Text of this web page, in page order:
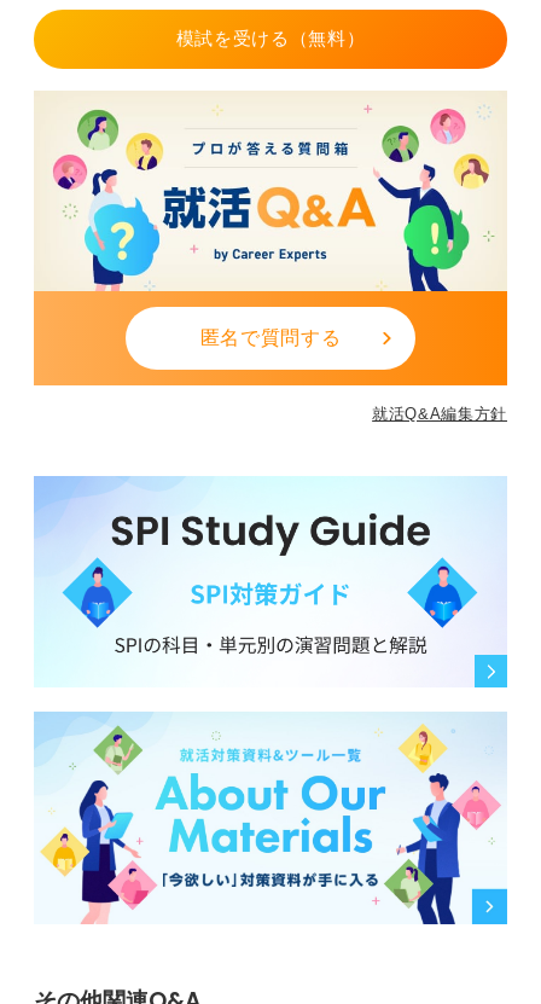
すべてを完璧に仕上げようとすると負担が大きくなるた
継続的に学習を積み重ねましょう。
Webテストは多くの企業で絞り込みの手段として活用さ
れていますが、早めに準備に着手して形式に慣れておく
ことで、本番でも焦らずに実力を発揮し次の選考へと確
実に駒を進めてください。
0
模試を受ける（無料）
匿名で質問する
就活Q&A編集方針